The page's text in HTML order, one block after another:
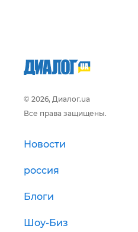
© 2026, Диалог.ua
Все права защищены.
Новости
россия
Блоги
Шоу-Биз